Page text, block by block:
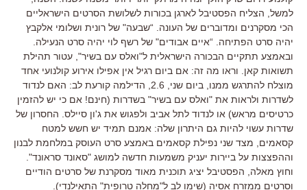
למשל, הצליח הפסטיבל לארגן בכורות לשלושת הסרטים הישראליים
הכי מסקרנים ומדוברים של העונה. “שבעה" של רונית ושלומי אלקבץ
יהיה סרט הפתיחה. “איים אבודים" של רשף לוי יהיה סרט הנעילה.
ובאמצע תתקיים הבכורה הישראלית ל"ואלס עם בשיר", עטור תהילת
תשואות קאן. וראו מה זה: אם ביום רגיל אין אפילו אירוע קולנועי אחד
מוצלח להתרגש ממנו, ביום שני, 2.6, הדילמה קורעת לב: האם לנדוד
לשדרות ולראות את "ואלס עם בשיר" בשדרות (חינם! אם כי יש להזמין
כרטיסים מראש) או לנדוד לתל אביב ולפגוש את ג'ון סיילס. החסרון של
שדרות עשוי להיות גם היתרון שלה: אמנם תמיד יש חשש למטח
קסאמים, מצד שני נפילת קסאמים באמצע סרט העוסק במלחמת לבנון
וההפצצות על ביירות יעניק משמעות חדשה למושג "סאונד סראונד".
וחוץ מאלה, הפסטיבל יציג תוכנית מאוד מסקרנת של סרטים הודיים
וסרטים ממזרח אסיה (שימו לב ל"מחלה טרופית" התאילנדי).